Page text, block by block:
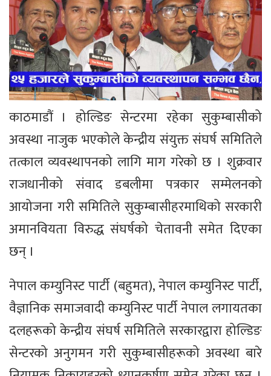
काठमाडौं । होल्डिङ सेन्टरमा रहेका सुकुम्बासीको
अवस्था नाजुक भएकोले केन्द्रीय संयुक्त संघर्ष समितिले
तत्काल व्यवस्थापनको लागि माग गरेको छ । शुक्रवार
राजधानीको संवाद डबलीमा पत्रकार सम्मेलनको
आयोजना गरी समितिले सुकुम्बासीहरमाथिको सरकारी
अमानवियता विरुद्ध संघर्षको चेतावनी समेत दिएका
छन् ।
नेपाल कम्युनिस्ट पार्टी (बहुमत), नेपाल कम्युनिस्ट पार्टी,
वैज्ञानिक समाजवादी कम्युनिस्ट पार्टी नेपाल लगायतका
दलहरूको केन्द्रीय संघर्ष समितिले सरकारद्वारा होल्डिङ
सेन्टरको अनुगमन गरी सुकुम्बासीहरूको अवस्था बारे